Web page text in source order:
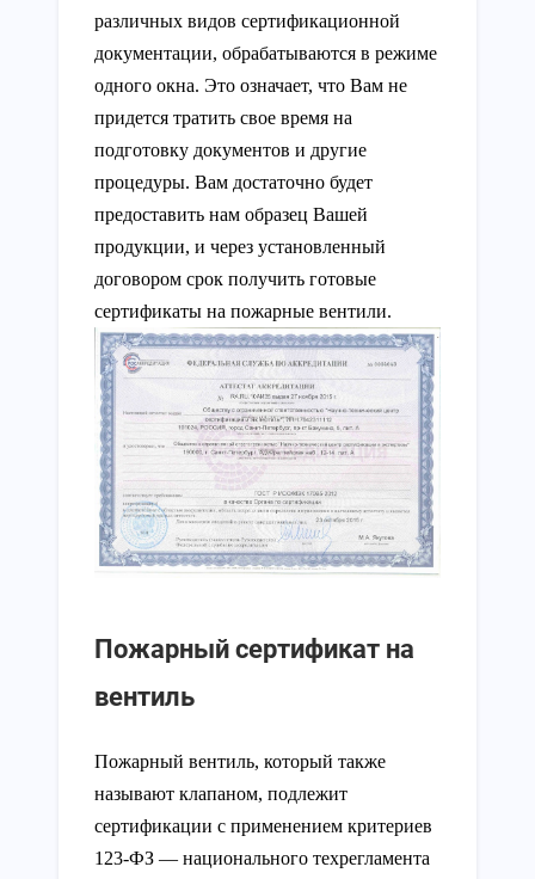
различных видов сертификационной
документации, обрабатываются в режиме
одного окна. Это означает, что Вам не
придется тратить свое время на
подготовку документов и другие
процедуры. Вам достаточно будет
предоставить нам образец Вашей
продукции, и через установленный
договором срок получить готовые
сертификаты на пожарные вентили.
Пожарный сертификат на
вентиль
Пожарный вентиль, который также
называют клапаном, подлежит
сертификации с применением критериев
123-ФЗ — национального техрегламента